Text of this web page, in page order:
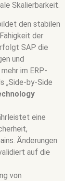
Skalierbarkeit.
den stabilen
der
SAP die
und
im ERP-
„Side-by-Side
eine
Änderungen
auf die
von